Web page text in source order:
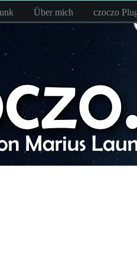
Über mich czoczo